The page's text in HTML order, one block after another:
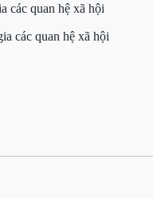
các quan hệ xã hội
các quan hệ xã hội